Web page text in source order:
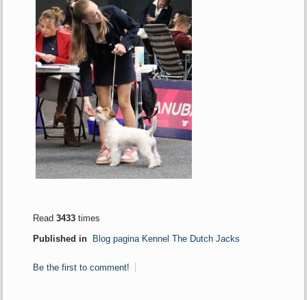
Read3433 times
Published in
Blog pagina Kennel The Dutch Jacks
Be the first to comment!